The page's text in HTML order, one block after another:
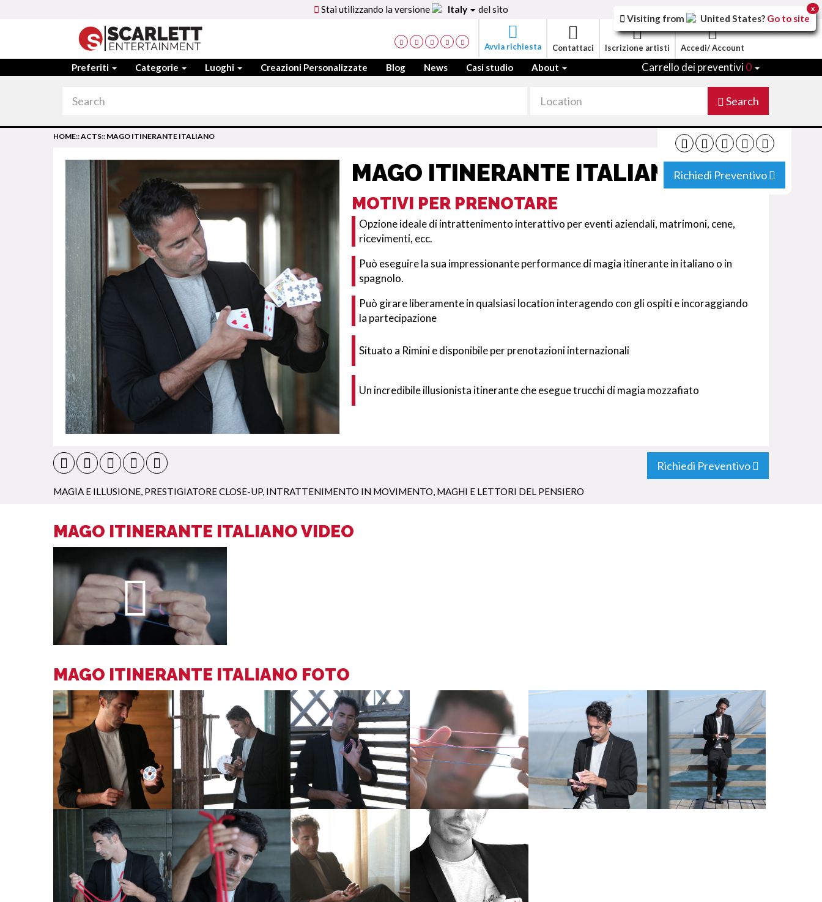
Stai utilizzando la versione Italy del sito
Avvia richiesta Contattaci Iscrizione artisti Accedi/ Account
Preferiti Categorie Luoghi Creazioni Personalizzate Blog News Casi studio About Carrello dei preventivi0
Search
Richiedi Preventivo
HOME::ACTS:: MAGO ITINERANTE ITALIANO
MAGO ITINERANTE ITALIANO
MOTIVI PER PRENOTARE
Opzione ideale di intrattenimento interattivo per eventi aziendali, matrimoni, cene,
ricevimenti, ecc.
Può eseguire la sua impressionante performance di magia itinerante in italiano o in
spagnolo.
Può girare liberamente in qualsiasi location interagendo con gli ospiti e incoraggiando
la partecipazione
Situato a Rimini e disponibile per prenotazioni internazionali
Un incredibile illusionista itinerante che esegue trucchi di magia mozzafiato
Richiedi Preventivo
MAGIA E ILLUSIONE PRESTIGIATORE CLOSE-UP, INTRATTENIMENTO IN MOVIMENTO MAGHI E LETTORI DEL PENSIERO
MAGO ITINERANTE ITALIANO VIDEO
MAGO ITINERANTE ITALIANO FOTO
Visiting from United States? Go to site
x